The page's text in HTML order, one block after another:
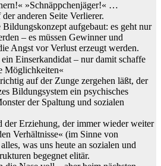
»Schnäppchenjäger!« …
anderen Seite Verlierer.
Bildungskonzept aufgebaut: es geht nur
– es müssen Gewinner und
Angst vor Verlust erzeugt werden.
Einserkandidat – nur damit schaffe
Möglichkeiten«
auf der Zunge zergehen läßt, der
Bildungsystem ein psychisches
der Spaltung und sozialen
der Erziehung, der immer wieder weiter
Verhältnisse« (im Sinne von
was uns heute an sozialen und
begegnet elitär.